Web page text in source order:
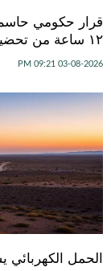
قرار حكومي حاسم
١٢ ساعة من تحضيره
03-08-2026 09:21 PM
الحمل الكهربائي يسجل 4290